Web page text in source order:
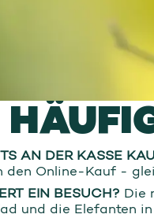
AN DER KASSE
den Online-Kauf -
EIN BESUCH? Die
und die Elefanten